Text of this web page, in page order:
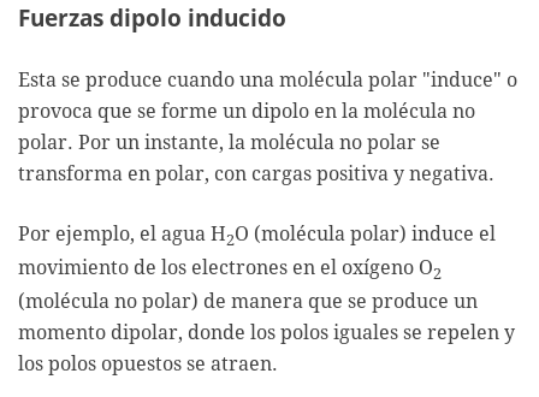
Fuerzas dipolo inducido
Esta se produce cuando una molécula polar "induce" o
provoca que se forme un dipolo en la molécula no
polar. Por un instante, la molécula no polar se
transforma en polar, con cargas positiva y negativa.
Por ejemplo, el agua H2O (molécula polar) induce el
movimiento de los electrones en el oxígeno O2
(molécula no polar) de manera que se produce un
momento dipolar, donde los polos iguales se repelen y
los polos opuestos se atraen.